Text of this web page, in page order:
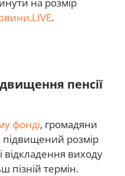
.
пенсії
фонді, громадяни
розмір
відкладення виходу
пізній термін.